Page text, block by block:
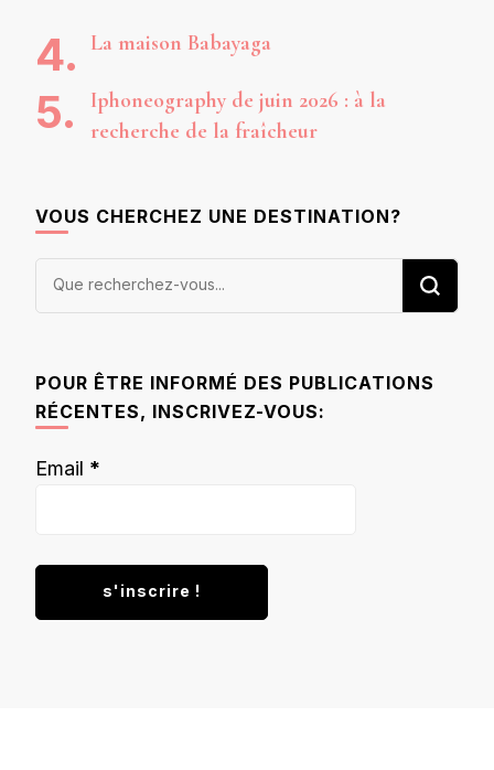
La maison Babayaga
Iphoneography de juin 2026 : à la
recherche de la fraîcheur
VOUS CHERCHEZ UNE DESTINATION?
Vous
POUR ÊTRE INFORMÉ DES PUBLICATIONS
RÉCENTES, INSCRIVEZ-VOUS:
Email *